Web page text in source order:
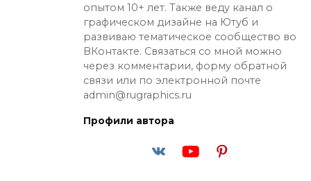
опытом 10+ лет. Также веду канал о
графическом дизайне на Ютуб и
развиваю тематическое сообщество во
ВКонтакте. Связаться со мной можно
через комментарии, форму обратной
связи или по электронной почте
admin@rugraphics.ru
Профили автора